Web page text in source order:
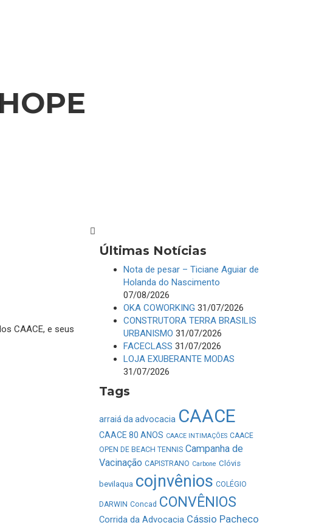
CAACE, e seus
Últimas Notícias
Nota de pesar – Ticiane Aguiar de
Holanda do Nascimento
07/08/2026
OKA COWORKING 31/07/2026
CONSTRUTORA TERRA BRASILIS
URBANISMO 31/07/2026
FACECLASS 31/07/2026
LOJA EXUBERANTE MODAS
31/07/2026
Tags
arraiá da advocacia CAACE
CAACE 80 ANOS CAACE INTIMAÇÕES CAACE
OPEN DE BEACH TENNIS Campanha de
Vacinação CAPISTRANO Carbone Clóvis
bevilaqua cojnvênios COLÉGIO
DARWIN Concad CONVÊNIOS
Corrida da Advocacia Cássio Pacheco